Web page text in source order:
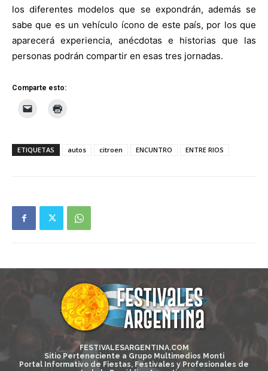
los diferentes modelos que se expondrán, además se
sabe que es un vehículo ícono de este país, por los que
aparecerá experiencia, anécdotas e historias que las
personas podrán compartir en esas tres jornadas.
Comparte esto:
ETIQUETAS autos citroen ENCUNTRO ENTRE RIOS
FESTIVALESARGENTINA.COM
Sitio Perteneciente a Grupo Multimedios Monti
Portal Informativo de Fiestas, Festivales y Profesionales de